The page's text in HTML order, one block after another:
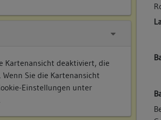
Kartenansicht deaktiviert, die
Sie die Kartenansicht
Einstellungen unter